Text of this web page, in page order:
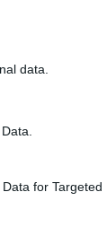
data.
for Targeted